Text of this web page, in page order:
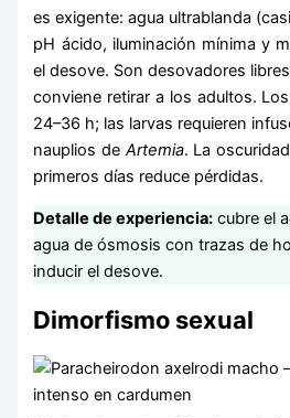
es exigente: agua ultrablanda
pH ácido, iluminación mínima y
el desove. Son desovadores
conviene retirar a los adultos.
24–36 h; las larvas requieren
nauplios de Artemia. La
primeros días reduce pérdidas.
Detalle de experiencia: cubre el
agua de ósmosis con trazas de
inducir el desove.
Dimorfismo sexual